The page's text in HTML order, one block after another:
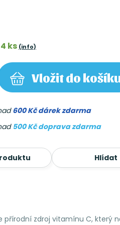
ks (info)
Vložitdo
600 Kč dárek zdarma
500 Kč doprava zdarma
Hlídat
přírodní zdroj vitamínu C, který